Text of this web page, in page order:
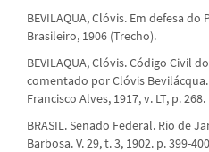
BEVILAQUA, Clóvis. Em defesa
Brasileiro, 1906 (Trecho).
BEVILAQUA, Clóvis. Código Civil
comentado por Clóvis
Francisco Alves, 1917, v. LT, p. 268.
BRASIL. Senado Federal. Rio de
Barbosa. V. 29, t. 3, 1902. p. 399-